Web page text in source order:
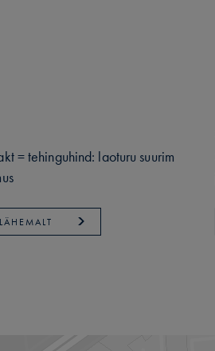
= tehinguhind: laoturu suurim